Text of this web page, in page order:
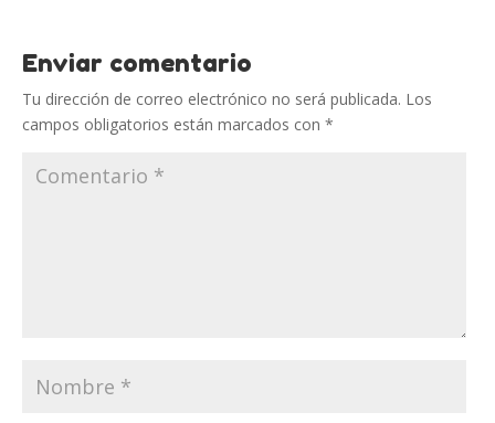
Enviar comentario
Tu dirección de correo electrónico no será publicada. Los
campos obligatorios están marcados con *